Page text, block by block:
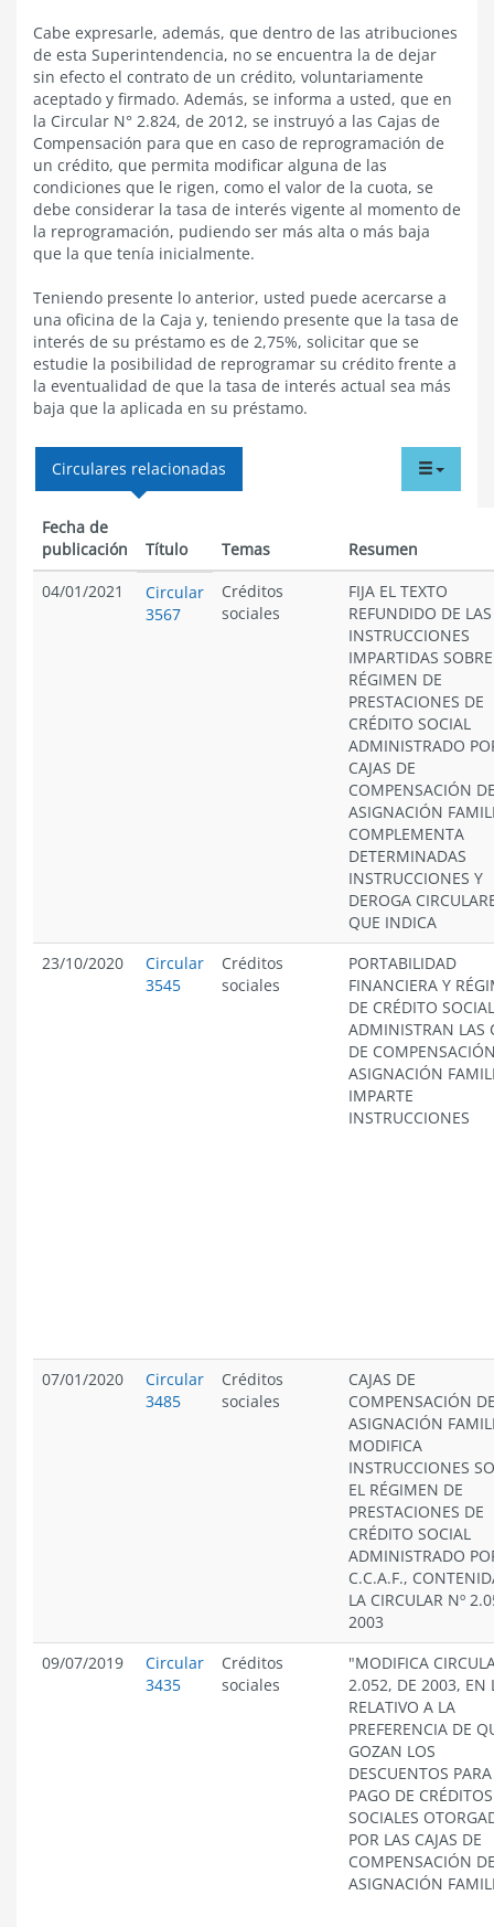
Cabe expresarle, además, que dentro de las atribuciones
de esta Superintendencia, no se encuentra la de dejar
sin efecto el contrato de un crédito, voluntariamente
aceptado y firmado. Además, se informa a usted, que en
la Circular N° 2.824, de 2012, se instruyó a las Cajas de
Compensación para que en caso de reprogramación de
un crédito, que permita modificar alguna de las
condiciones que le rigen, como el valor de la cuota, se
debe considerar la tasa de interés vigente al momento de
la reprogramación, pudiendo ser más alta o más baja
que la que tenía inicialmente.
Teniendo presente lo anterior, usted puede acercarse a
una oficina de la Caja y, teniendo presente que la tasa de
interés de su préstamo es de 2,75%, solicitar que se
estudie la posibilidad de reprogramar su crédito frente a
la eventualidad de que la tasa de interés actual sea más
baja que la aplicada en su préstamo.
menu
Circulares relacionadas
Fecha de
publicación
Título Temas
Resumen
04/01/2021
Circular
3567
Créditos
sociales
FIJA EL TEXTO
REFUNDIDO DE LAS
INSTRUCCIONES
IMPARTIDAS
RÉGIMEN DE
PRESTACIONES DE
CRÉDITO SOCIAL
ADMINISTRADO
CAJAS DE
COMPENSACIÓN
ASIGNACIÓN
COMPLEMENTA
DETERMINADAS
INSTRUCCIONES Y
DEROGA
QUE INDICA
23/10/2020
Circular
3545
Créditos
sociales
PORTABILIDAD
FINANCIERA Y
DE CRÉDITO
ADMINISTRAN LAS
DE
ASIGNACIÓN
IMPARTE
INSTRUCCIONES
07/01/2020
Circular
3485
Créditos
sociales
CAJAS DE
COMPENSACIÓN
ASIGNACIÓN
MODIFICA
INSTRUCCIONES
EL RÉGIMEN DE
PRESTACIONES DE
CRÉDITO SOCIAL
ADMINISTRADO
C.C.A.F.,
LA CIRCULAR Nº
2003
09/07/2019
Circular
3435
Créditos
sociales
"MODIFICA
2.052, DE 2003, EN
RELATIVO A LA
PREFERENCIA DE
GOZAN LOS
DESCUENTOS
PAGO DE CRÉDITOS
SOCIALES
POR LAS CAJAS DE
COMPENSACIÓN
ASIGNACIÓN